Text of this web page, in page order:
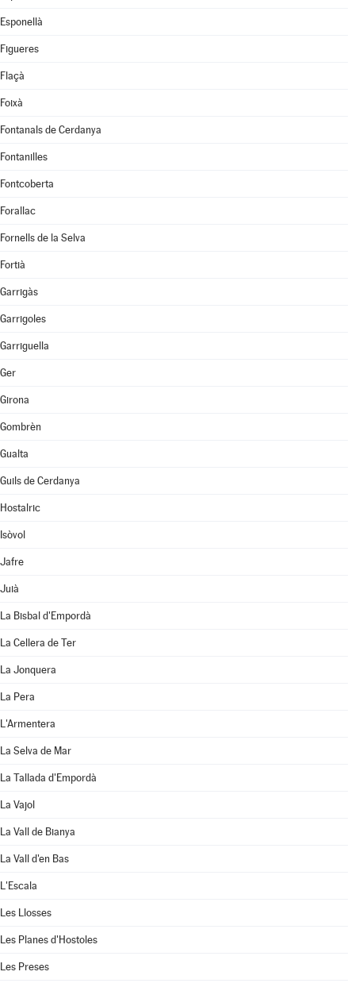
Esponellà
Figueres
Flaçà
Foixà
Fontanals de Cerdanya
Fontanilles
Fontcoberta
Forallac
Fornells de la Selva
Fortià
Garrigàs
Garrigoles
Garriguella
Ger
Girona
Gombrèn
Gualta
Guils de Cerdanya
Hostalric
Isòvol
Jafre
Juià
La Bisbal d'Empordà
La Cellera de Ter
La Jonquera
La Pera
L'Armentera
La Selva de Mar
La Tallada d'Empordà
La Vajol
La Vall de Bianya
La Vall d'en Bas
L'Escala
Les Llosses
Les Planes d'Hostoles
Les Preses